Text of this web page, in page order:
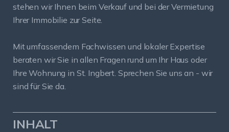
stehen wir Ihnen beim Verkauf und bei der Vermietung
Ihrer Immobilie zur Seite.
Mit umfassendem Fachwissen und lokaler Expertise
beraten wir Sie in allen Fragen rund um Ihr Haus oder
Ihre Wohnung in St. Ingbert. Sprechen Sie uns an - wir
sind für Sie da.
INHALT